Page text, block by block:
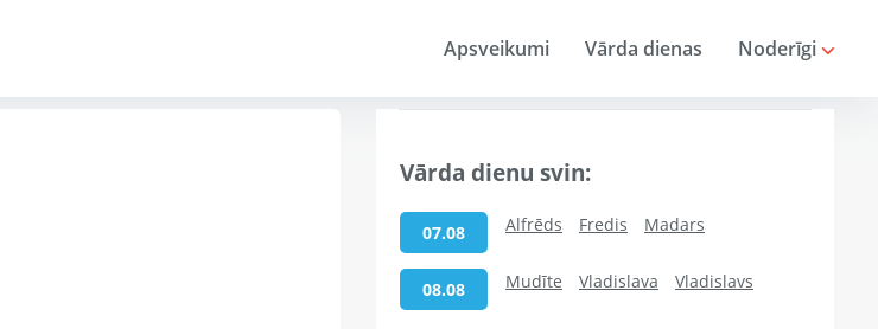
Apsveikumi Vārda dienas Noderīgi
Vārda dienu svin:
07.08 Alfrēds Fredis Madars
08.08 Mudīte Vladislava Vladislavs